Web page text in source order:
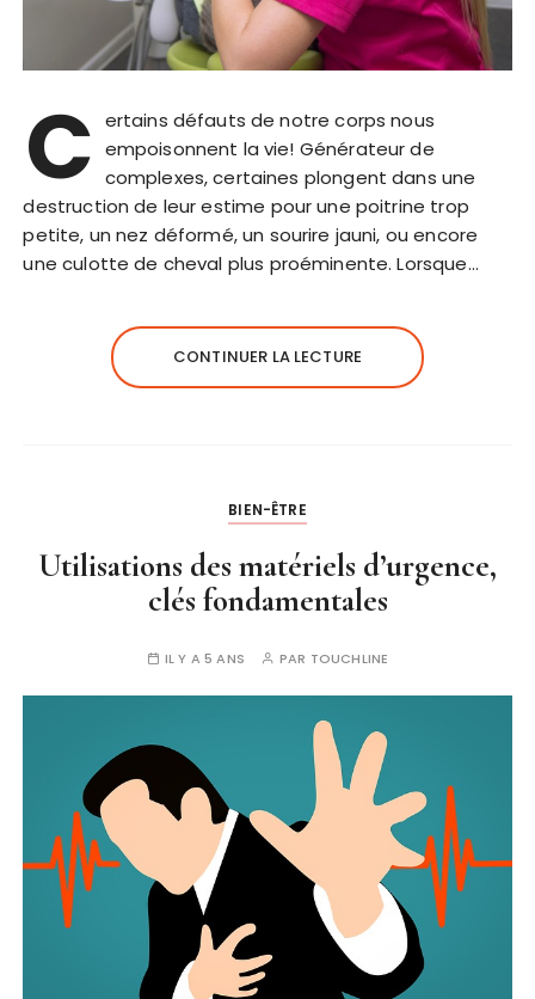
C ertains défauts de notre corps nous
empoisonnent la vie! Générateur de
complexes, certaines plongent dans une
destruction de leur estime pour une poitrine trop
petite, un nez déformé, un sourire jauni, ou encore
une culotte de cheval plus proéminente. Lorsque…
CONTINUER LA LECTURE
BIEN-ÊTRE
Utilisations des matériels d’urgence,
clés fondamentales
IL Y A 5 ANS PAR TOUCHLINE